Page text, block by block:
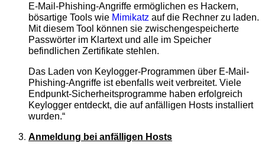
E-Mail-Phishing-Angriffe ermöglichen es Hackern,
bösartige Tools wie Mimikatz auf die Rechner zu laden.
Mit diesem Tool können sie zwischengespeicherte
Passwörter im Klartext und alle im Speicher
befindlichen Zertifikate stehlen.
Das Laden von Keylogger-Programmen über E-Mail-
Phishing-Angriffe ist ebenfalls weit verbreitet. Viele
Endpunkt-Sicherheitsprogramme haben erfolgreich
Keylogger entdeckt, die auf anfälligen Hosts installiert
wurden.“
Anmeldung bei anfälligen Hosts